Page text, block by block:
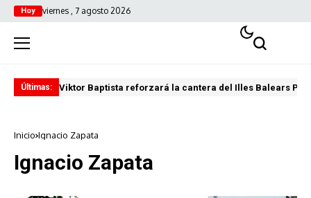
Hoy viernes , 7 agosto 2026
Últimas: Viktor Baptista reforzará la cantera del Illes Balears
Inicio Ignacio Zapata
Ignacio Zapata